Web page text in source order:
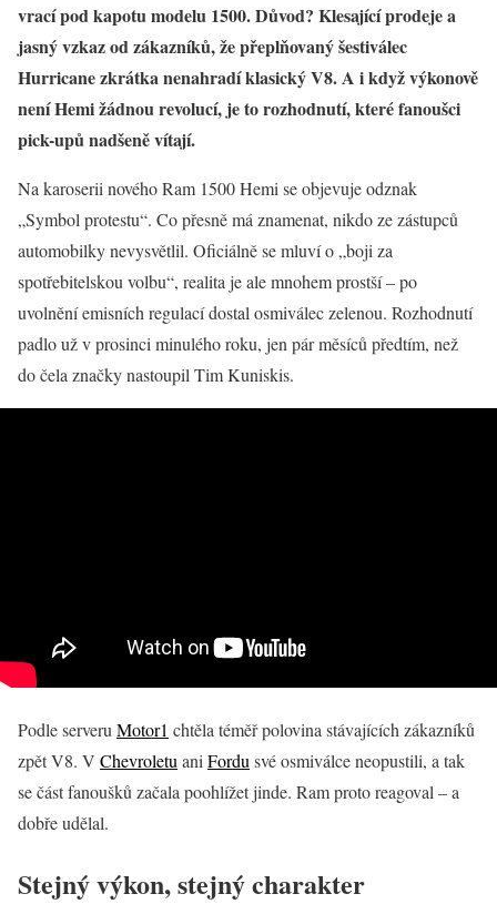
vrací pod kapotu modelu 1500. Důvod? Klesající prodeje a
jasný vzkaz od zákazníků, že přeplňovaný šestiválec
Hurricane zkrátka nenahradí klasický V8. A i když výkonově
není Hemi žádnou revolucí, je to rozhodnutí, které fanoušci
pick-upů nadšeně vítají.
Na karoserii nového Ram 1500 Hemi se objevuje odznak
„Symbol protestu“. Co přesně má znamenat, nikdo ze zástupců
automobilky nevysvětlil. Oficiálně se mluví o „boji za
spotřebitelskou volbu“, realita je ale mnohem prostší – po
uvolnění emisních regulací dostal osmiválec zelenou. Rozhodnutí
padlo už v prosinci minulého roku, jen pár měsíců předtím, než
do čela značky nastoupil Tim Kuniskis.
Podle serveru Motor1 chtěla téměř polovina stávajících zákazníků
zpět V8. V Chevroletu ani Fordu své osmiválce neopustili, a tak
se část fanoušků začala poohlížet jinde. Ram proto reagoval – a
dobře udělal.
Stejný výkon, stejný charakter